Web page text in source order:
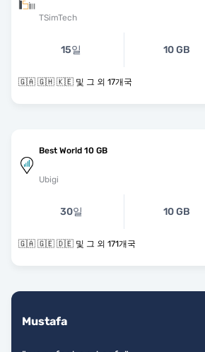
TSimTech
15일 10 GB
🇬🇦 🇬🇭 🇰🇪 및 그 외 17개국
Best World 10 GB
Ubigi
30일 10 GB
🇬🇦 🇬🇪 🇩🇪 및 그 외 171개국
Mustafa